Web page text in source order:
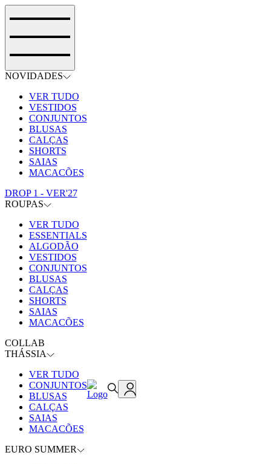
NOVIDADES
VER TUDO
VESTIDOS
CONJUNTOS
BLUSAS
CALÇAS
SHORTS
SAIAS
MACACÕES
DROP 1 - VER'27
ROUPAS
VER TUDO
ESSENTIALS
ALGODÃO
VESTIDOS
CONJUNTOS
BLUSAS
CALÇAS
SHORTS
SAIAS
MACACÕES
COLLAB
THÁSSIA
VER TUDO
CONJUNTOS
BLUSAS
CALÇAS
SAIAS
MACACÕES
EURO SUMMER